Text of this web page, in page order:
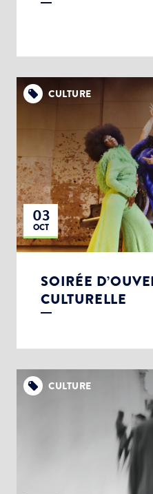
CULTURE
03
OCT
SOIRÉE
CULTURELLE
CULTURE